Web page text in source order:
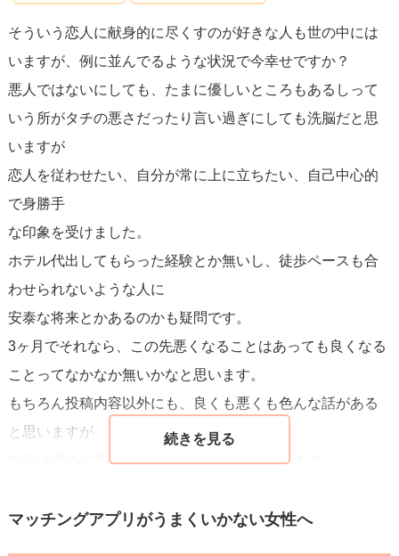
そういう恋人に献身的に尽くすのが好きな人も世の中には
いますが、例に並んでるような状況で今幸せですか？
悪人ではないにしても、たまに優しいところもあるしって
いう所がタチの悪さだったり言い過ぎにしても洗脳だと思
いますが
恋人を従わせたい、自分が常に上に立ちたい、自己中心的
で身勝手
な印象を受けました。
ホテル代出してもらった経験とか無いし、徒歩ペースも合
わせられないような人に
安泰な将来とかあるのかも疑問です。
3ヶ月でそれなら、この先悪くなることはあっても良くなる
ことってなかなか無いかなと思います。
もちろん投稿内容以外にも、良くも悪くも色んな話がある
と思いますが
自分は早めに別れた方が幸せになれると思います。
マッチングアプリがうまくいかない女性へ